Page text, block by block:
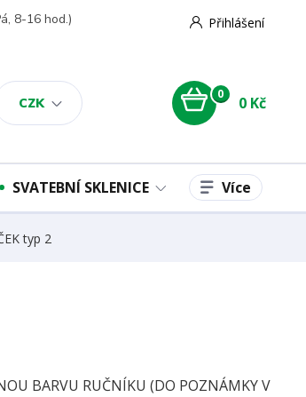
CZK
Přihlášení
8-16 hod.)
0 0 Kč
SVATEBNÍ SKLENICE Více
typ 2
BARVU RUČNÍKU (DO POZNÁMKY V